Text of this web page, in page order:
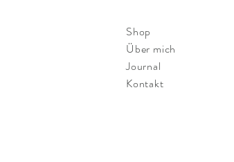
Shop
Über mich
Journal
Kontakt